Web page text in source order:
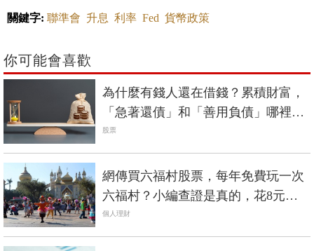
關鍵字: 聯準會 升息 利率 Fed 貨幣政策
你可能會喜歡
為什麼有錢人還在借錢？累積財富，
「急著還債」和「善用負債」哪裡不
一樣？
股票
網傳買六福村股票，每年免費玩一次
六福村？小編查證是真的，花8元買1
股也行
個人理財